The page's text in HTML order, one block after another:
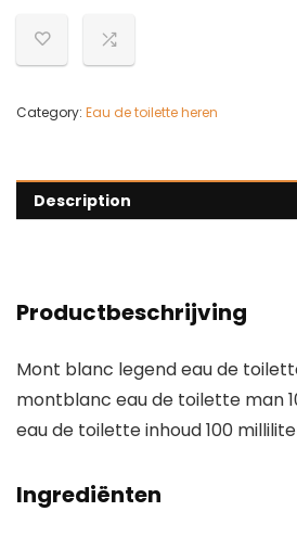
Category: Eau de toilette heren
Description
Productbeschrijving
Mont blanc legend eau de
montblanc eau de toilette man
eau de toilette inhoud 100
Ingrediënten